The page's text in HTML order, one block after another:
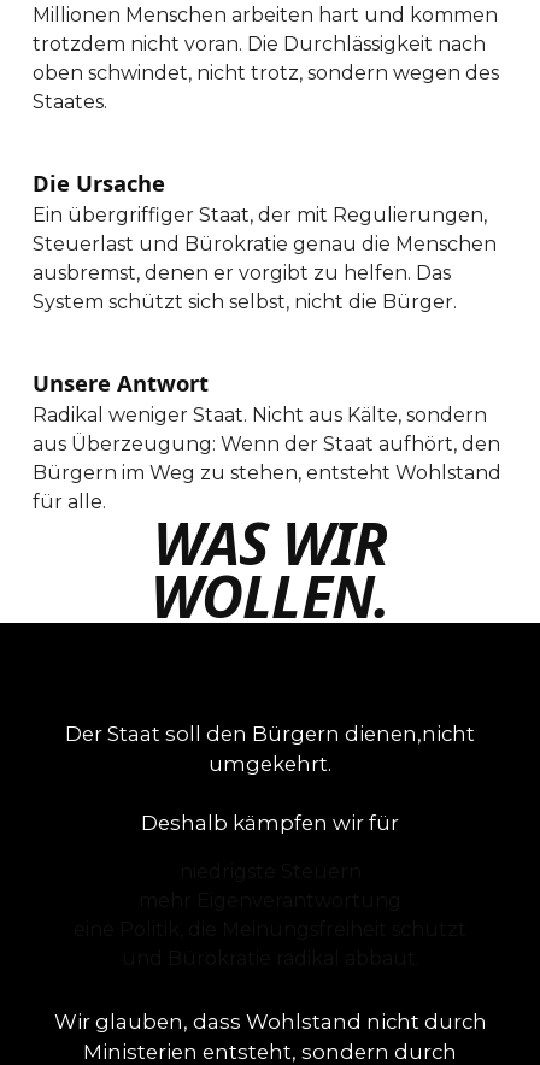
Millionen Menschen arbeiten hart und kommen
trotzdem nicht voran. Die Durchlässigkeit nach
oben schwindet, nicht trotz, sondern wegen des
Staates.
Die Ursache
Ein übergriffiger Staat, der mit Regulierungen,
Steuerlast und Bürokratie genau die Menschen
ausbremst, denen er vorgibt zu helfen. Das
System schützt sich selbst, nicht die Bürger.
Unsere Antwort
Radikal weniger Staat. Nicht aus Kälte, sondern
aus Überzeugung: Wenn der Staat aufhört, den
Bürgern im Weg zu stehen, entsteht Wohlstand
für alle.
WAS WIR
WOLLEN.
Der Staat soll den Bürgern dienen,nicht
umgekehrt.
Deshalb kämpfen wir für
Wir glauben, dass Wohlstand nicht durch
Ministerien entsteht, sondern durch